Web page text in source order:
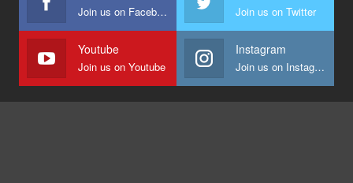
Join us on Facebook Join us on Twitter
Youtube
Join us on Youtube
Instagram
Join us on Instagram